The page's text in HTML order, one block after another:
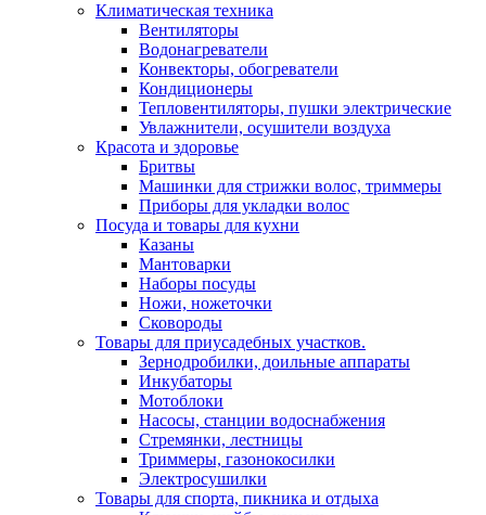
Климатическая техника
Вентиляторы
Водонагреватели
Конвекторы, обогреватели
Кондиционеры
Тепловентиляторы, пушки электрические
Увлажнители, осушители воздуха
Красота и здоровье
Бритвы
Машинки для стрижки волос, триммеры
Приборы для укладки волос
Посуда и товары для кухни
Казаны
Мантоварки
Наборы посуды
Ножи, ножеточки
Сковороды
Товары для приусадебных участков.
Зернодробилки, доильные аппараты
Инкубаторы
Мотоблоки
Насосы, станции водоснабжения
Стремянки, лестницы
Триммеры, газонокосилки
Электросушилки
Товары для спорта, пикника и отдыха